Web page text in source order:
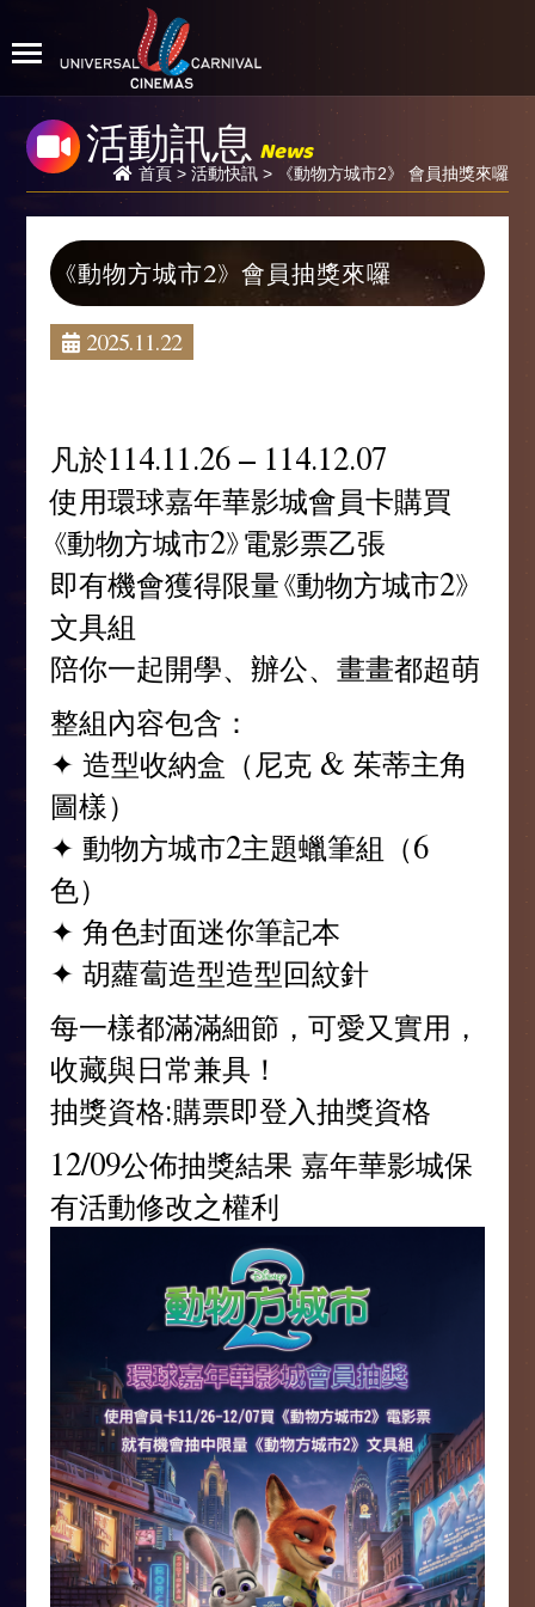
活動訊息 News
首頁> 活動快訊> 《動物方城市2》 會員抽獎來囉
《動物方城市2》 會員抽獎來囉
2025.11.22
凡於114.11.26 – 114.12.07
使用環球嘉年華影城會員卡購買
《動物方城市2》電影票乙張
即有機會獲得限量《動物方城市2》
文具組
陪你一起開學、辦公、畫畫都超萌
整組內容包含：
✦ 造型收納盒（尼克 & 茱蒂主角
圖樣）
✦ 動物方城市2主題蠟筆組（6
色）
✦ 角色封面迷你筆記本
✦ 胡蘿蔔造型造型回紋針
每一樣都滿滿細節，可愛又實用，
收藏與日常兼具！
抽獎資格:購票即登入抽獎資格
12/09公佈抽獎結果 嘉年華影城保
有活動修改之權利